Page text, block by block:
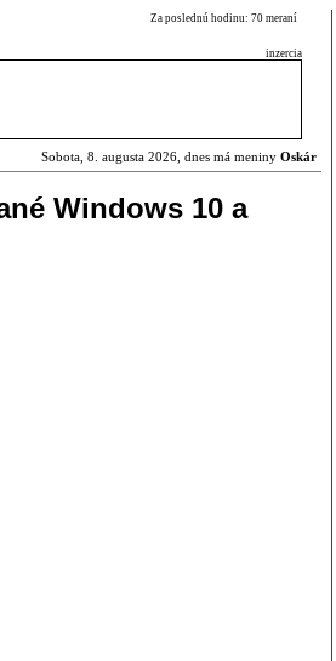
Za poslednú hodinu: 70 meraní
inzercia
Sobota, 8. augusta 2026, dnes má meniny Oskár
Windows 10 a